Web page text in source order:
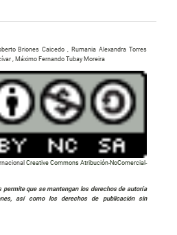
Briones Caicedo , Rumania Alexandra Torres
, Máximo Fernando Tubay Moreira
Creative Commons Atribución-NoComercial-
permite que se mantengan los derechos de autoría
así como los derechos de publicación sin